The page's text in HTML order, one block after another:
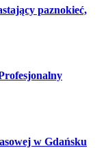
paznokieć,
w Gdańsku